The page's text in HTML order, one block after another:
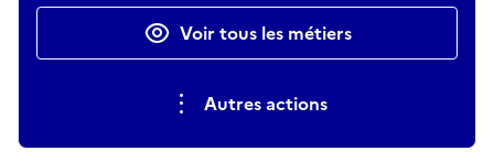
Actions rapidesVoir tous les métiers
Autres actions